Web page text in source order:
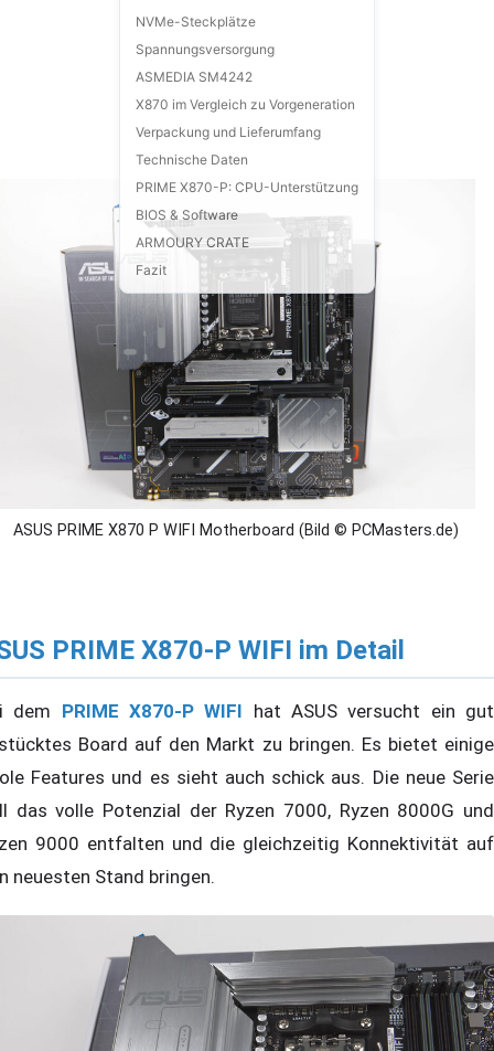
NVMe-Steckplätze
Spannungsversorgung
ASMEDIA SM4242
X870 im Vergleich zu Vorgeneration
Verpackung und Lieferumfang
Technische Daten
PRIME X870-P: CPU-Unterstützung
BIOS & Software
ARMOURY CRATE
Fazit
ASUS PRIME X870 P WIFI Motherboard (Bild © PCMasters.de)
PRIME X870-P WIFI im Detail
dem PRIME X870-P WIFI hat ASUS versucht ein gut
Board auf den Markt zu bringen. Es bietet einige
Features und es sieht auch schick aus. Die neue Serie
das volle Potenzial der Ryzen 7000, Ryzen 8000G und
9000 entfalten und die gleichzeitig Konnektivität auf
neuesten Stand bringen.